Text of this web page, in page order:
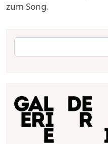
zum Song.
Suche